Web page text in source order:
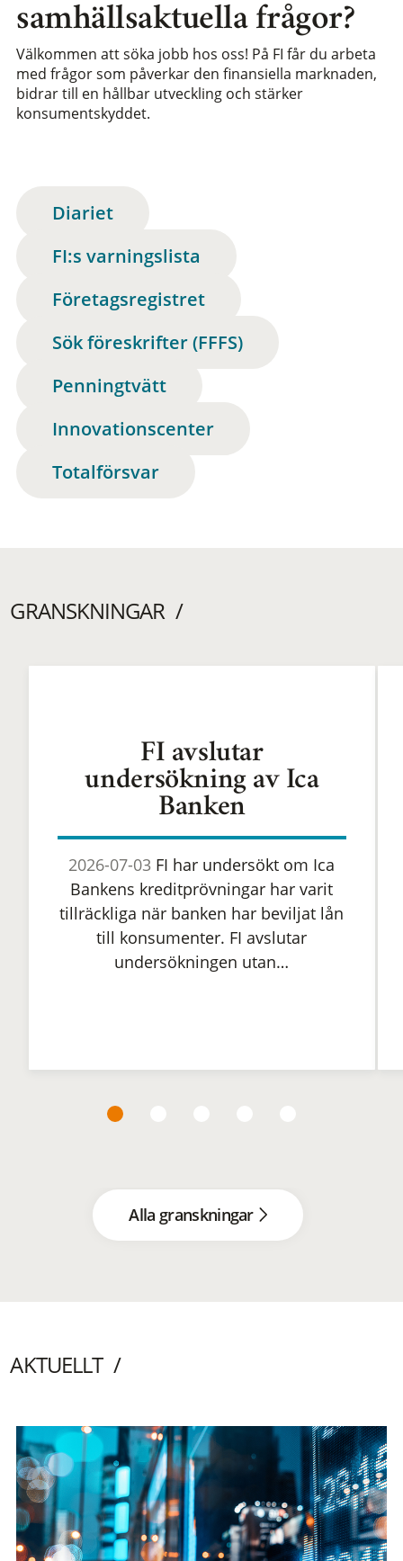
samhällsaktuella frågor?
Välkommen att söka jobb hos oss! På FI får du arbeta
med frågor som påverkar den finansiella marknaden,
bidrar till en hållbar utveckling och stärker
konsumentskyddet.
Diariet
FI:s varningslista
Företagsregistret
Sök föreskrifter (FFFS)
Penningtvätt
Innovationscenter
Totalförsvar
GRANSKNINGAR
FI avslutar
undersökning av Ica
Banken
2026-07-03 FI har undersökt om Ica
Bankens kreditprövningar har varit
tillräckliga när banken har beviljat lån
till konsumenter. FI avslutar
undersökningen utan…
Alla granskningar
AKTUELLT